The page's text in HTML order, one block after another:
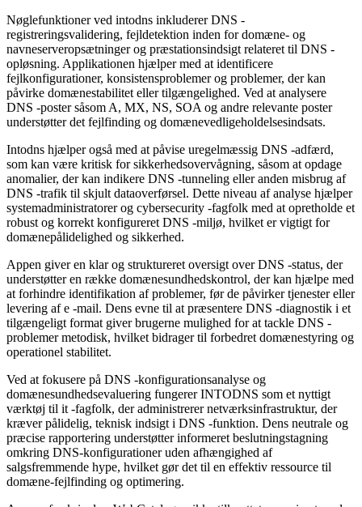
Nøglefunktioner ved intodns inkluderer DNS -
registreringsvalidering, fejldetektion inden for domæne- og
navneserveropsætninger og præstationsindsigt relateret til DNS -
opløsning. Applikationen hjælper med at identificere
fejlkonfigurationer, konsistensproblemer og problemer, der kan
påvirke domænestabilitet eller tilgængelighed. Ved at analysere
DNS -poster såsom A, MX, NS, SOA og andre relevante poster
understøtter det fejlfinding og domænevedligeholdelsesindsats.
Intodns hjælper også med at påvise uregelmæssig DNS -adfærd,
som kan være kritisk for sikkerhedsovervågning, såsom at opdage
anomalier, der kan indikere DNS -tunneling eller anden misbrug af
DNS -trafik til skjult dataoverførsel. Dette niveau af analyse hjælper
systemadministratorer og cybersecurity -fagfolk med at opretholde et
robust og korrekt konfigureret DNS -miljø, hvilket er vigtigt for
domænepålidelighed og sikkerhed.
Appen giver en klar og struktureret oversigt over DNS -status, der
understøtter en række domænesundhedskontrol, der kan hjælpe med
at forhindre identifikation af problemer, før de påvirker tjenester eller
levering af e -mail. Dens evne til at præsentere DNS -diagnostik i et
tilgængeligt format giver brugerne mulighed for at tackle DNS -
problemer metodisk, hvilket bidrager til forbedret domænestyring og
operationel stabilitet.
Ved at fokusere på DNS -konfigurationsanalyse og
domænesundhedsevaluering fungerer INTODNS som et nyttigt
værktøj til it -fagfolk, der administrerer netværksinfrastruktur, der
kræver pålidelig, teknisk indsigt i DNS -funktion. Dens neutrale og
præcise rapportering understøtter informeret beslutningstagning
omkring DNS-konfigurationer uden afhængighed af
salgsfremmende hype, hvilket gør det til en effektiv ressource til
domæne-fejlfinding og optimering.